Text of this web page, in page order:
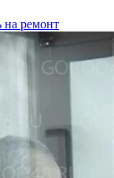
на ремонт